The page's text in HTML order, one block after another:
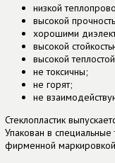
низкой
высокой
хорошими
высокой
высокой
не токсичны;
не горят;
не
Стеклопластик
Упакован в
фирменной